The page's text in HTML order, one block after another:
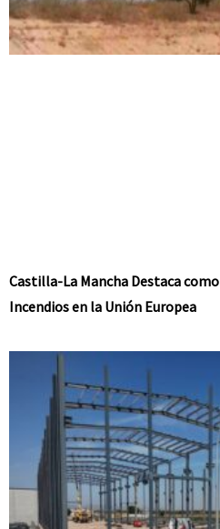
Castilla-La Mancha Destaca
Incendios en la Unión Europea